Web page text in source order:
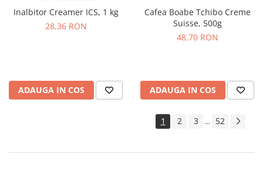
Inalbitor Creamer ICS, 1 kg
28,36 RON
ADAUGA IN COS
Cafea Boabe Tchibo Creme
Suisse, 500g
48,70 RON
ADAUGA IN COS
1 2 3 ... 52